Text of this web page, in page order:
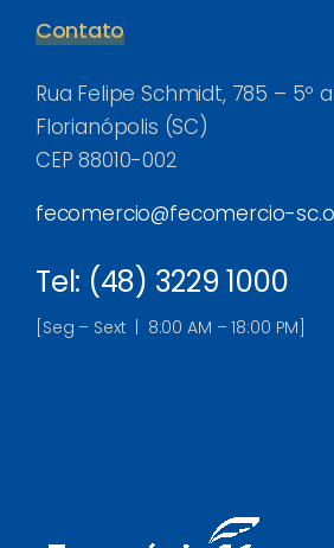
Contato
Rua Felipe Schmidt, 785 – 5º
Florianópolis (SC)
CEP 88010-002
fecomercio@fecomercio-
Tel: (48) 3229 1000
[Seg – Sext | 8:00 AM – 18:00 PM]